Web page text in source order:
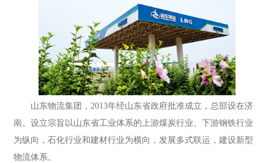
山东物流集团，2013年经山东省政府批准成立，总部设在济
南。设立宗旨以山东省工业体系的上游煤炭行业、下游钢铁行业
为纵向，石化行业和建材行业为横向，发展多式联运，建设新型
物流体系。